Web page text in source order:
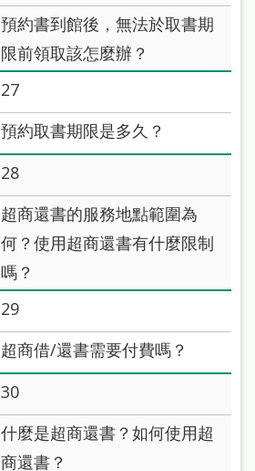
預約書到館後，無法於取書期
限前領取該怎麼辦？
27
預約取書期限是多久？
28
超商還書的服務地點範圍為
何？使用超商還書有什麼限制
嗎？
29
超商借/還書需要付費嗎？
30
什麼是超商還書？如何使用超
商還書？